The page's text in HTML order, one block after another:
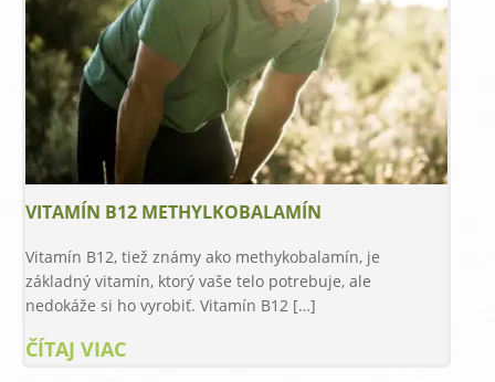
VITAMÍN B12 METHYLKOBALAMÍN
Vitamín B12, tiež známy ako methykobalamín, je
základný vitamín, ktorý vaše telo potrebuje, ale
nedokáže si ho vyrobiť. Vitamín B12 […]
ČÍTAJ VIAC